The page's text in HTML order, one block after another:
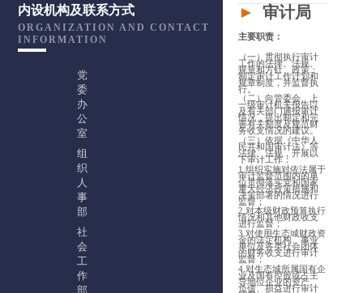
内设机构及联系方式
ORGANIZATION AND CONTACT
INFORMATION
党
委
办
公
室
组
织
人
事
部
社
会
工
作
部
► 审计局
主要职责：
（一）贯彻执行审计
工作的法律、法规、
规章和方针、政策；
制定审计工作计划和
规章制度，并监督执
行。
（二）向管委会、上
一级审计机关报告以
及有关部门通报审计
情况，提出制定和完
善有关制度及规范财
务收支情况的建议。
（三）依据《中华人
民共和国审计法》等
法律、法规，开展以
下审计工作：
1.组织实施对依法属于
审计监督范围内的单
位贯彻落实党和国家
重大经济政策措施和
决策部署的情况进行
监督；
2.对本级财政预算执行
情况和其他财政收支
进行监督；
3.对使用生态城财政资
金的法定机构、事业
单位及各类社会团体
的财务收支进行审计
监督；
4.对生态城所属国有企
业及国有控股或占主
导地位企业的资产、
负债、损益进行审计